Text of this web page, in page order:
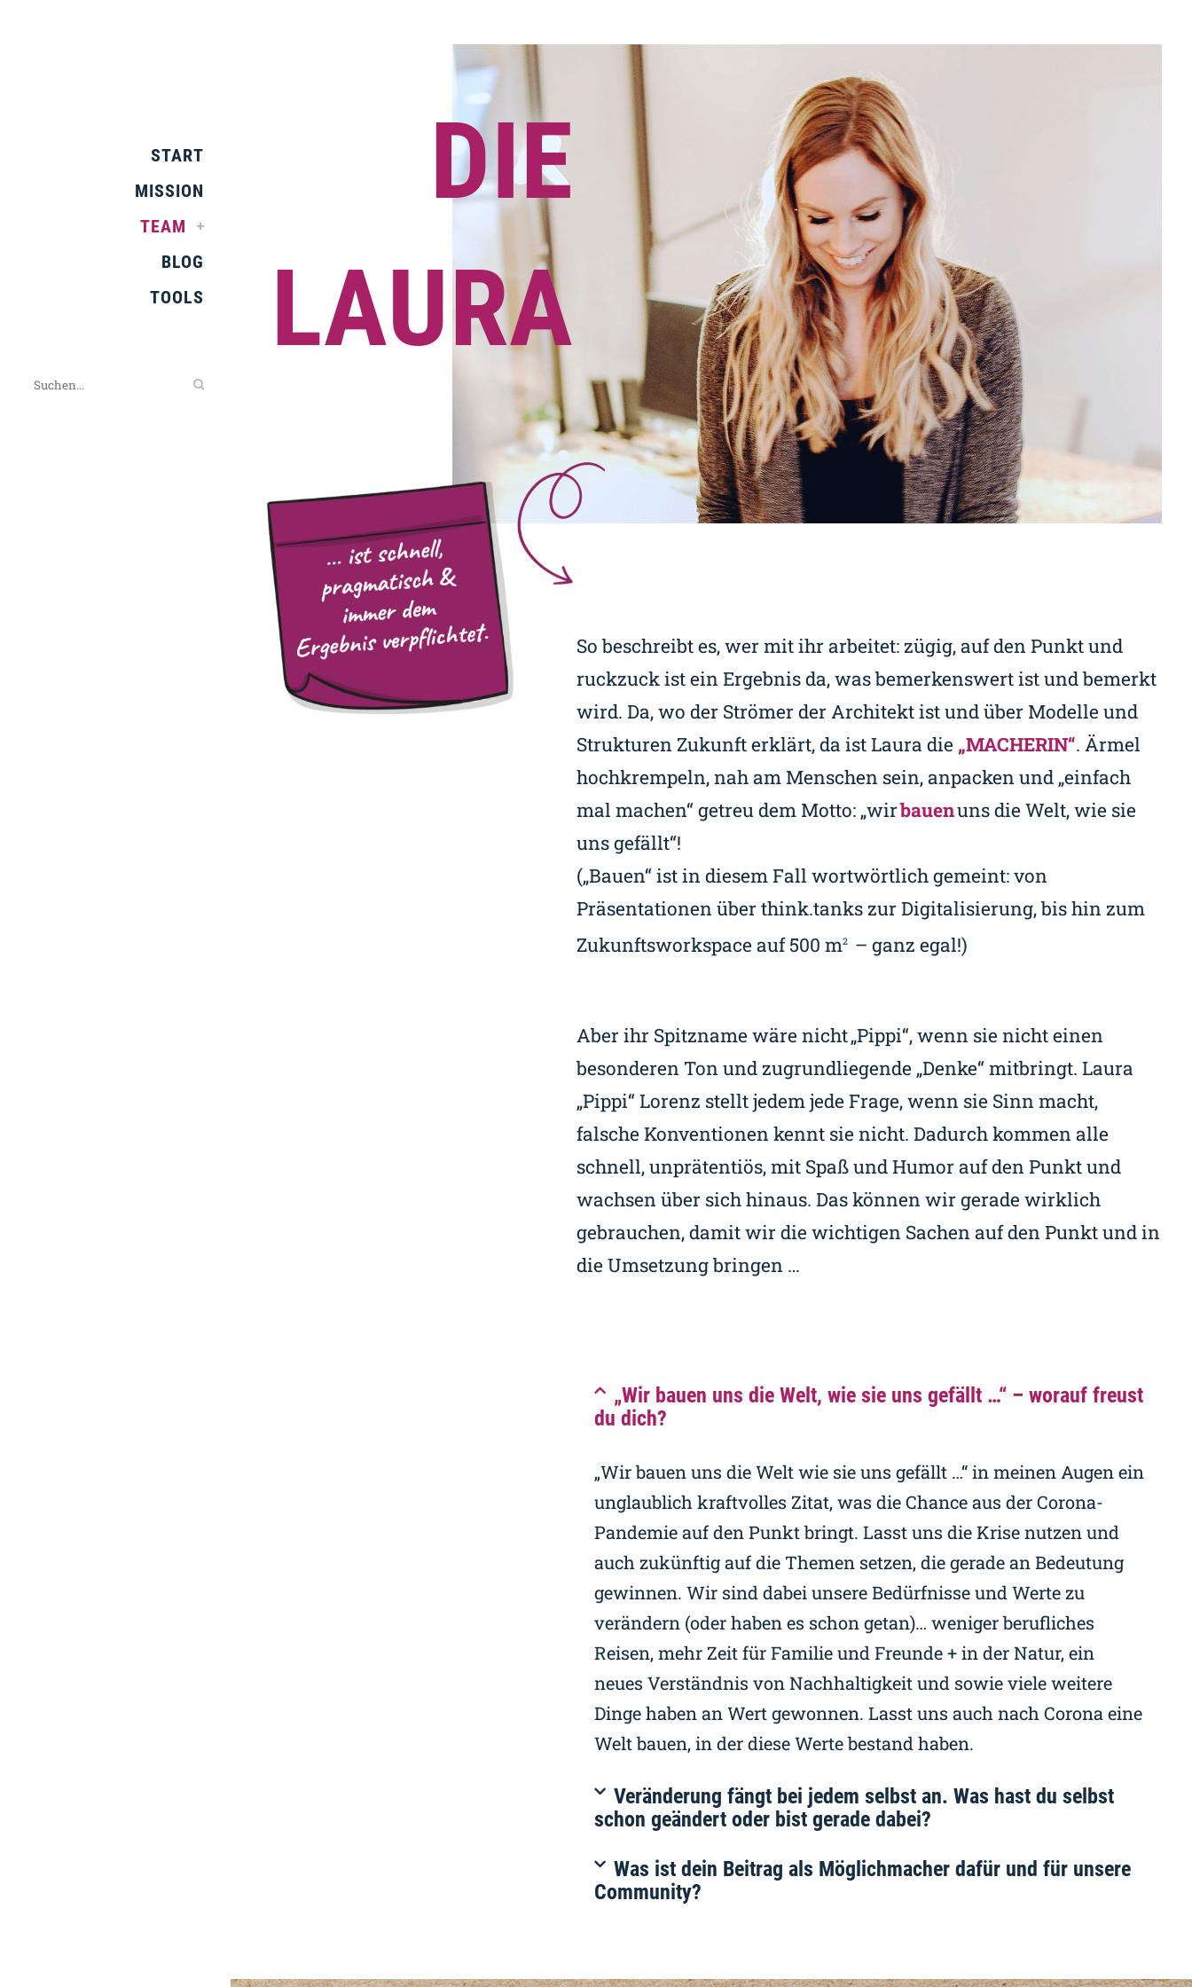
START
MISSION
TEAM
BLOG
TOOLS
DIE
LAURA
So beschreibt es, wer mit ihr arbeitet: zügig, auf den Punkt und
ruckzuck ist ein Ergebnis da, was bemerkenswert ist und bemerkt
wird. Da, wo der Strömer der Architekt ist und über Modelle und
Strukturen Zukunft erklärt, da ist Laura die „MACHERIN“. Ärmel
hochkrempeln, nah am Menschen sein, anpacken und „einfach
mal machen“ getreu dem Motto: „wirbauenuns die Welt, wie sie
uns gefällt“!
(„Bauen“ ist in diesem Fall wortwörtlich gemeint: von
Präsentationen über think.tanks zur Digitalisierung, bis hin zum
Zukunftsworkspace auf 500 m2– ganz egal!)
Aber ihr Spitzname wäre nicht „Pippi“, wenn sie nicht einen
besonderen Ton und zugrundliegende „Denke“ mitbringt. Laura
„Pippi“ Lorenz stellt jedem jede Frage, wenn sie Sinn macht,
falsche Konventionen kennt sie nicht. Dadurch kommen alle
schnell, unprätentiös, mit Spaß und Humor auf den Punkt und
wachsen über sich hinaus. Das können wir gerade wirklich
gebrauchen, damit wir die wichtigen Sachen auf den Punkt und in
die Umsetzung bringen …
„Wir bauen uns die Welt, wie sie uns gefällt …“ – worauf freust
du dich?
„Wir bauen uns die Welt wie sie uns gefällt …“ in meinen Augen ein
unglaublich kraftvolles Zitat, was die Chance aus der Corona-
Pandemie auf den Punkt bringt. Lasst uns die Krise nutzen und
auch zukünftig auf die Themen setzen, die gerade an Bedeutung
gewinnen. Wir sind dabei unsere Bedürfnisse und Werte zu
verändern (oder haben es schon getan)… weniger berufliches
Reisen, mehr Zeit für Familie und Freunde + in der Natur, ein
neues Verständnis von Nachhaltigkeit und sowie viele weitere
Dinge haben an Wert gewonnen. Lasst uns auch nach Corona eine
Welt bauen, in der diese Werte bestand haben.
Veränderung fängt bei jedem selbst an. Was hast du selbst
schon geändert oder bist gerade dabei?
Was ist dein Beitrag als Möglichmacher dafür und für unsere
Community?